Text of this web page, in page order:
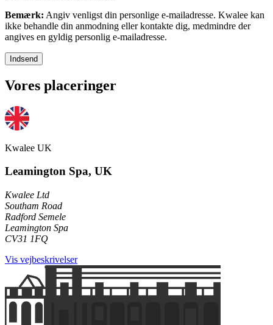
Bemærk: Angiv venligst din personlige e-mailadresse. Kwalee kan
ikke behandle din anmodning eller kontakte dig, medmindre der
angives en gyldig personlig e-mailadresse.
Indsend
Vores placeringer
Kwalee UK
Leamington Spa, UK
Kwalee Ltd
Southam Road
Radford Semele
Leamington Spa
CV31 1FQ
Vis vejbeskrivelser